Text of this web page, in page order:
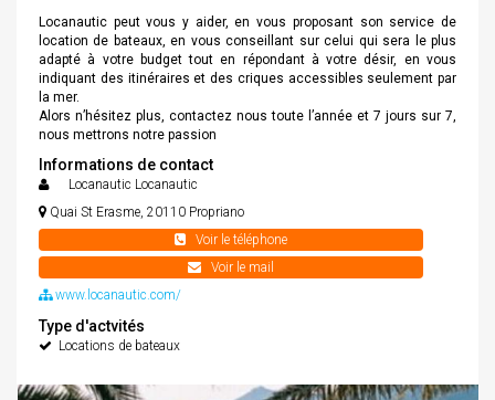
Locanautic peut vous y aider, en vous proposant son service de
location de bateaux, en vous conseillant sur celui qui sera le plus
adapté à votre budget tout en répondant à votre désir, en vous
indiquant des itinéraires et des criques accessibles seulement par
la mer.
Alors n’hésitez plus, contactez nous toute l’année et 7 jours sur 7,
nous mettrons notre passion
Informations de contact
Locanautic Locanautic
Quai St Erasme, 20110 Propriano
+33 0650173828
+33 0624124391
Voir le téléphone
locanautic@locanautic.comVoir le mail
www.locanautic.com/
Type d'actvités
Locations de bateaux